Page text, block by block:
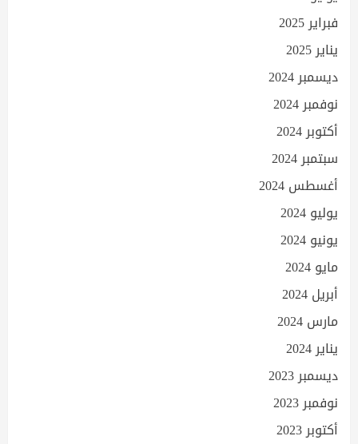
فبراير 2025
يناير 2025
ديسمبر 2024
نوفمبر 2024
أكتوبر 2024
سبتمبر 2024
أغسطس 2024
يوليو 2024
يونيو 2024
مايو 2024
أبريل 2024
مارس 2024
يناير 2024
ديسمبر 2023
نوفمبر 2023
أكتوبر 2023